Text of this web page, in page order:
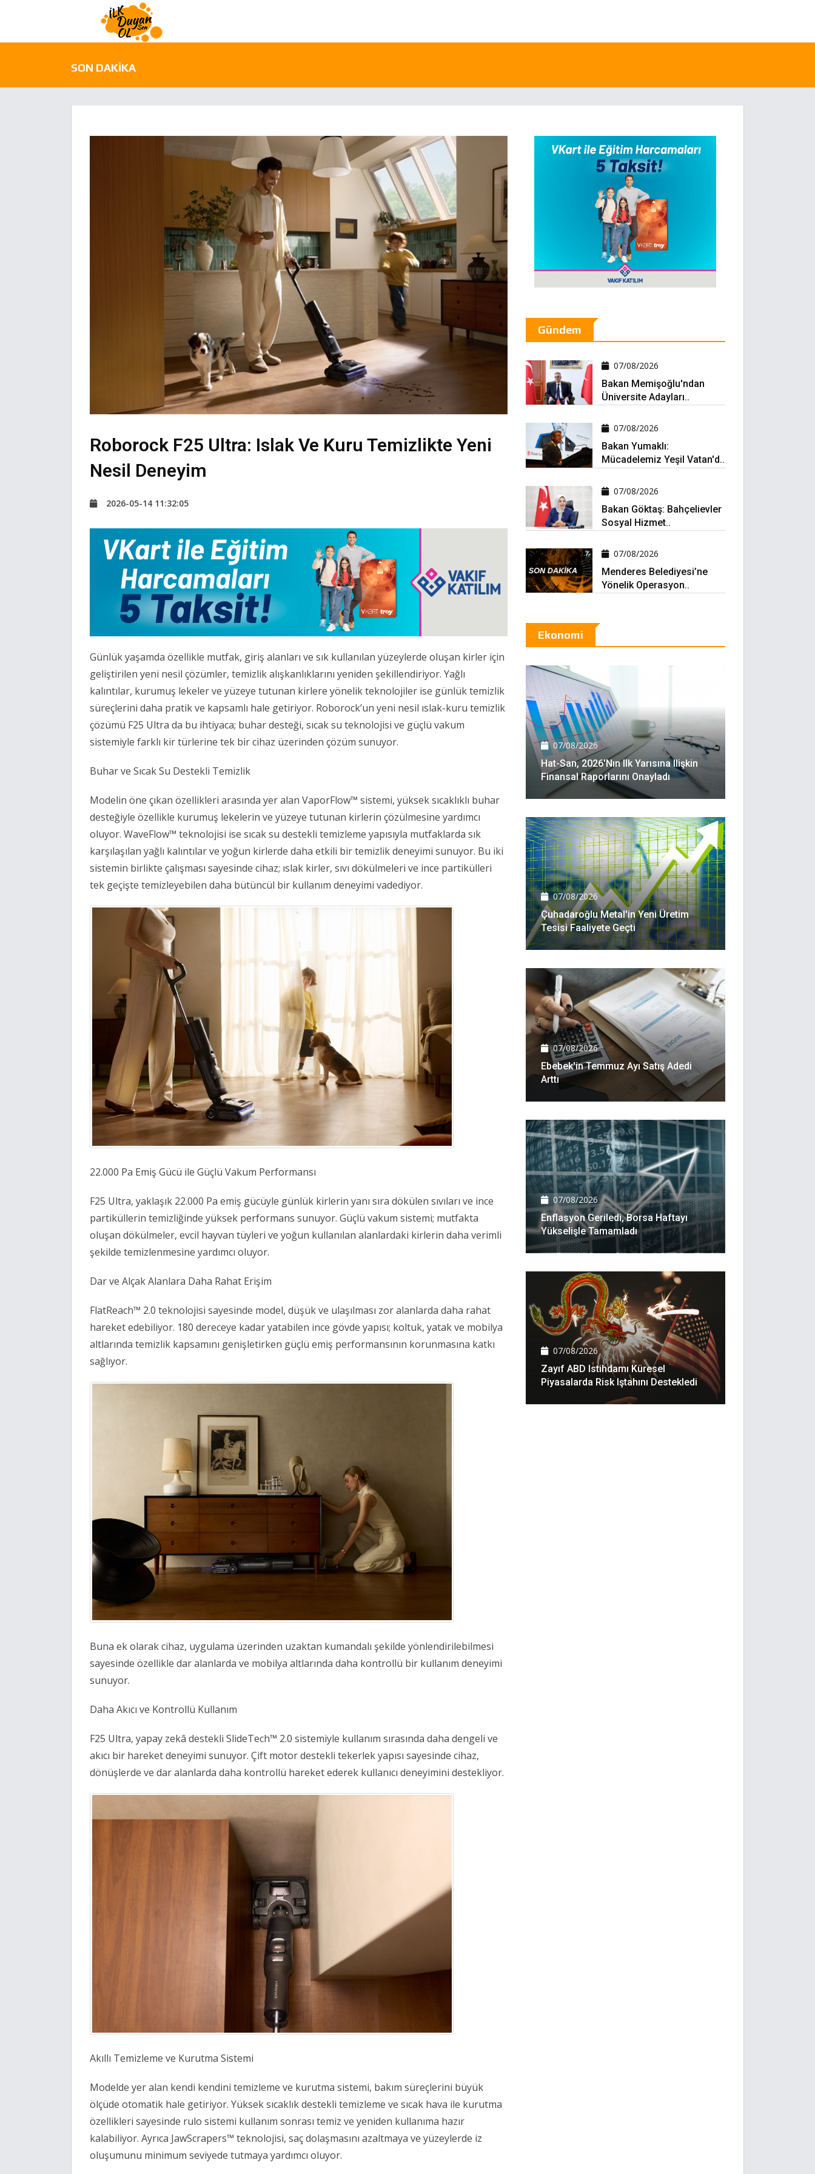
SON DAKIKA
Roborock F25 Ultra: Islak Ve Kuru Temizlikte Yeni
Nesil Deneyim
2026-05-14 11:32:05
Günlük yaşamda özellikle mutfak, giriş alanları ve sık kullanılan yüzeylerde oluşan kirler için
geliştirilen yeni nesil çözümler, temizlik alışkanlıklarını yeniden şekillendiriyor. Yağlı
kalıntılar, kurumuş lekeler ve yüzeye tutunan kirlere yönelik teknolojiler ise günlük temizlik
süreçlerini daha pratik ve kapsamlı hale getiriyor. Roborock’un yeni nesil ıslak-kuru temizlik
çözümü F25 Ultra da bu ihtiyaca; buhar desteği, sıcak su teknolojisi ve güçlü vakum
sistemiyle farklı kir türlerine tek bir cihaz üzerinden çözüm sunuyor.
Buhar ve Sıcak Su Destekli Temizlik
Modelin öne çıkan özellikleri arasında yer alan VaporFlow™ sistemi, yüksek sıcaklıklı buhar
desteğiyle özellikle kurumuş lekelerin ve yüzeye tutunan kirlerin çözülmesine yardımcı
oluyor. WaveFlow™ teknolojisi ise sıcak su destekli temizleme yapısıyla mutfaklarda sık
karşılaşılan yağlı kalıntılar ve yoğun kirlerde daha etkili bir temizlik deneyimi sunuyor. Bu iki
sistemin birlikte çalışması sayesinde cihaz; ıslak kirler, sıvı dökülmeleri ve ince partikülleri
tek geçişte temizleyebilen daha bütüncül bir kullanım deneyimi vadediyor.
22.000 Pa Emiş Gücü ile Güçlü Vakum Performansı
F25 Ultra, yaklaşık 22.000 Pa emiş gücüyle günlük kirlerin yanı sıra dökülen sıvıları ve ince
partiküllerin temizliğinde yüksek performans sunuyor. Güçlü vakum sistemi; mutfakta
oluşan dökülmeler, evcil hayvan tüyleri ve yoğun kullanılan alanlardaki kirlerin daha verimli
şekilde temizlenmesine yardımcı oluyor.
Dar ve Alçak Alanlara Daha Rahat Erişim
FlatReach™ 2.0 teknolojisi sayesinde model, düşük ve ulaşılması zor alanlarda daha rahat
hareket edebiliyor. 180 dereceye kadar yatabilen ince gövde yapısı; koltuk, yatak ve mobilya
altlarında temizlik kapsamını genişletirken güçlü emiş performansının korunmasına katkı
sağlıyor.
Buna ek olarak cihaz, uygulama üzerinden uzaktan kumandalı şekilde yönlendirilebilmesi
sayesinde özellikle dar alanlarda ve mobilya altlarında daha kontrollü bir kullanım deneyimi
sunuyor.
Daha Akıcı ve Kontrollü Kullanım
F25 Ultra, yapay zekâ destekli SlideTech™ 2.0 sistemiyle kullanım sırasında daha dengeli ve
akıcı bir hareket deneyimi sunuyor. Çift motor destekli tekerlek yapısı sayesinde cihaz,
dönüşlerde ve dar alanlarda daha kontrollü hareket ederek kullanıcı deneyimini destekliyor.
Akıllı Temizleme ve Kurutma Sistemi
Modelde yer alan kendi kendini temizleme ve kurutma sistemi, bakım süreçlerini büyük
ölçüde otomatik hale getiriyor. Yüksek sıcaklık destekli temizleme ve sıcak hava ile kurutma
özellikleri sayesinde rulo sistemi kullanım sonrası temiz ve yeniden kullanıma hazır
kalabiliyor. Ayrıca JawScrapers™ teknolojisi, saç dolaşmasını azaltmaya ve yüzeylerde iz
oluşumunu minimum seviyede tutmaya yardımcı oluyor.
Gündem
07/08/2026
Bakan Memişoğlu'ndan
Üniversite Adayları..
07/08/2026
Bakan Yumaklı:
Mücadelemiz Yeşil Vatan'd..
07/08/2026
Bakan Göktaş: Bahçelievler
Sosyal Hizmet..
07/08/2026
Menderes Belediyesi’ne
Yönelik Operasyon..
Ekonomi
07/08/2026
Hat-San, 2026'nın Ilk Yarısına Ilişkin
Finansal Raporlarını Onayladı
07/08/2026
Çuhadaroğlu Metal'in Yeni Üretim
Tesisi Faaliyete Geçti
07/08/2026
Ebebek'in Temmuz Ayı Satış Adedi
Arttı
07/08/2026
Enflasyon Geriledi, Borsa Haftayı
Yükselişle Tamamladı
07/08/2026
Zayıf ABD Istihdamı Küresel
Piyasalarda Risk Iştahını Destekledi